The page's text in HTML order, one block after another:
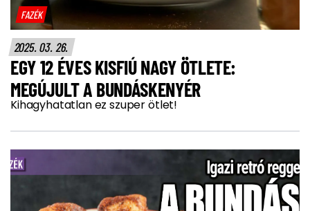
FAZÉK
2025. 03. 26.
EGY 12 ÉVES KISFIÚ NAGY ÖTLETE:
MEGÚJULT A BUNDÁSKENYÉR
Kihagyhatatlan ez szuper ötlet!